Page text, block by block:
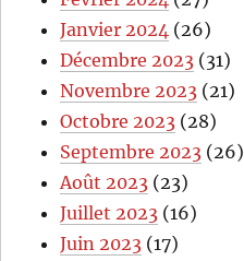
Janvier 2024 (26)
Décembre 2023 (31)
Novembre 2023 (21)
Octobre 2023 (28)
Septembre 2023 (26)
Août 2023 (23)
Juillet 2023 (16)
Juin 2023 (17)